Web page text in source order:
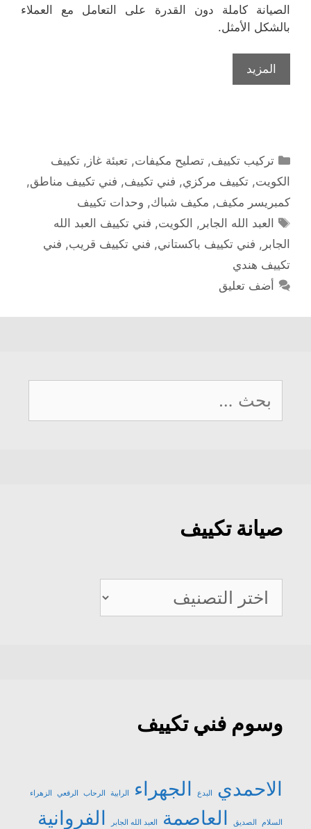
الصيانة كاملة دون القدرة على التعامل مع العملاء
بالشكل الأمثل.
المزيد
التصنيفات
تركيب تكييف,تصليح مكيفات,تعبئة غاز ,تكييف
الكويت, تكييف مركزي, فني تكييف, فني تكييف مناطق,
كمبريسر مكيف, مكيف شباك, وحدات تكييف
الوسوم
العبد الله الجابر , الكويت, فني تكييف العبد الله
الجابر , فني تكييف باكستاني, فني تكييف قريب, فني
تكييف هندي
أضف تعليق
عن:
صيانة تكييف
صيانة
تكييف
وسوم فني تكييف
الاحمدي البدع الجهراء الرابية الرحاب الرقعي الزهراء
السلام الصديق العاصمة العبد الله الجابر الفروانية